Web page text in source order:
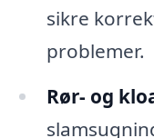
sikre
problemer.
Rør- og